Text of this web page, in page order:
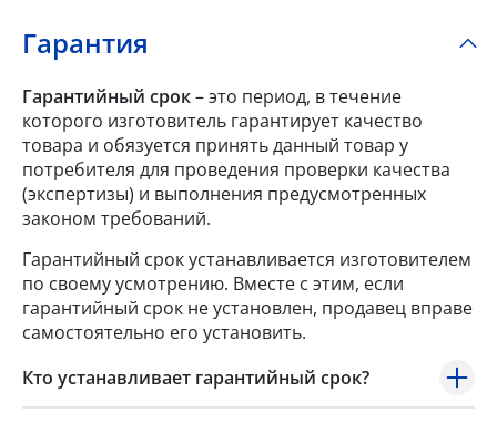
Гарантия
Гарантийный срок– это период, в течение
которого изготовитель гарантирует качество
товара и обязуется принять данный товар у
потребителя для проведения проверки качества
(экспертизы) и выполнения предусмотренных
законом требований.
Гарантийный срок устанавливается изготовителем
по своему усмотрению. Вместе с этим, если
гарантийный срок не установлен, продавец вправе
самостоятельно его установить.
Кто устанавливает гарантийный срок?